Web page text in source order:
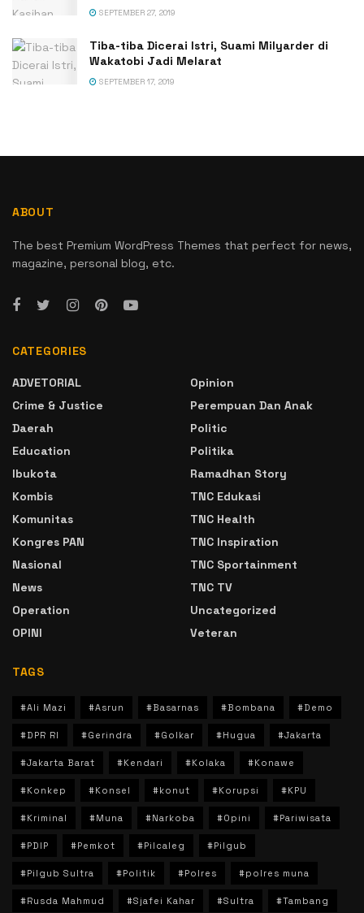
SEPTEMBER 27, 2019
Tiba-tiba Dicerai Istri, Suami Milyarder di
Wakatobi Jadi Melarat
SEPTEMBER 17, 2019
ABOUT
The best Premium WordPress Themes that perfect for news,
magazine, personal blog, etc.
CATEGORIES
ADVETORIAL
Crime & Justice
Daerah
Education
Ibukota
Kombis
Komunitas
Kongres PAN
Nasional
News
Operation
OPINI
Opinion
Perempuan Dan Anak
Politic
Politika
Ramadhan Story
TNC Edukasi
TNC Health
TNC Inspiration
TNC Sportainment
TNC TV
Uncategorized
Veteran
TAGS
#Ali Mazi #Asrun #Basarnas #Bombana #Demo
#DPR RI #Gerindra #Golkar #Hugua #Jakarta
#Jakarta Barat #Kendari #Kolaka #Konawe
#Konkep #Konsel #konut #Korupsi #KPU
#Kriminal #Muna #Narkoba #Opini #Pariwisata
#PDIP #Pemkot #Pilcaleg #Pilgub
#Pilgub Sultra #Politik #Polres #polres muna
#Rusda Mahmud #Sjafei Kahar #Sultra #Tambang